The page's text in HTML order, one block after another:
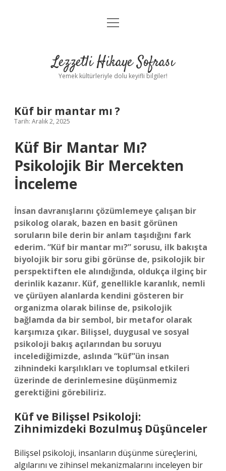
Anasayfa
Yasal Uyarı
menüyü
Lezzetli Hikaye Sofrası
Yemek kültürleriyle dolu keyifli bilgiler!
Küf bir mantar mı ?
Tarih: Aralık 2, 2025
Küf Bir Mantar Mı?
Psikolojik Bir Mercekten
İnceleme
İnsan davranışlarını çözümlemeye çalışan bir
psikolog olarak, bazen en basit görünen
soruların bile derin bir anlam taşıdığını fark
ederim. “Küf bir mantar mı?” sorusu, ilk bakışta
biyolojik bir soru gibi görünse de, psikolojik bir
perspektiften ele alındığında, oldukça ilginç bir
derinlik kazanır. Küf, genellikle karanlık, nemli
ve çürüyen alanlarda kendini gösteren bir
organizma olarak bilinse de, psikolojik
bağlamda da bir sembol, bir metafor olarak
karşımıza çıkar. Bilişsel, duygusal ve sosyal
psikoloji bakış açılarından bu soruyu
incelediğimizde, aslında “küf”ün insan
zihnindeki karşılıkları ve toplumsal etkileri
üzerinde de derinlemesine düşünmemiz
gerektiğini görebiliriz.
Küf ve Bilişsel Psikoloji:
Zihnimizdeki Bozulmuş Düşünceler
Bilişsel psikoloji, insanların düşünme süreçlerini,
algılarını ve zihinsel mekanizmalarını inceleyen bir